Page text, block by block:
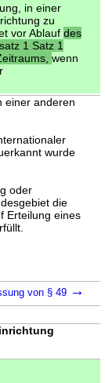
in einer
zu
vor Ablauf des
1 Satz 1
wenn
einer anderen
wurde
oder
die
Erteilung eines
von § 49 →